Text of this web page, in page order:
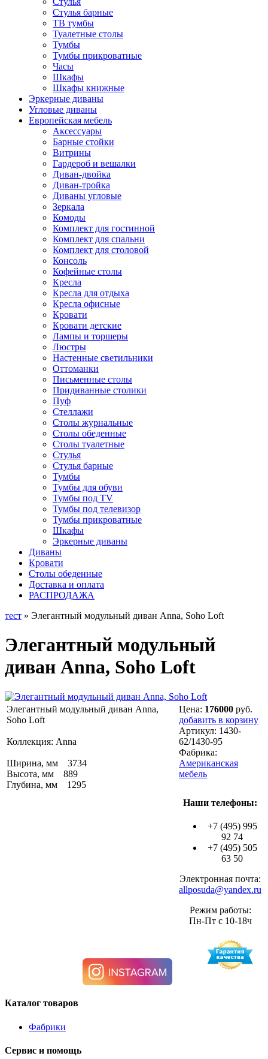
Стулья барные
ТВ тумбы
Туалетные столы
Тумбы
Тумбы прикроватные
Часы
Шкафы
Шкафы книжные
Эркерные диваны
Угловые диваны
Европейская мебель
Аксессуары
Барные стойки
Витрины
Гардероб и вешалки
Диван-двойка
Диван-тройка
Диваны угловые
Зеркала
Комоды
Комплект для гостинной
Комплект для спальни
Комплект для столовой
Консоль
Кофейные столы
Кресла
Кресла для отдыха
Кресла офисные
Кровати
Кровати детские
Лампы и торшеры
Люстры
Настенные светильники
Оттоманки
Письменные столы
Придиванные столики
Пуф
Стеллажи
Столы журнальные
Столы обеденные
Столы туалетные
Стулья
Стулья барные
Тумбы
Тумбы для обуви
Тумбы под TV
Тумбы под телевизор
Тумбы прикроватные
Шкафы
Эркерные диваны
Диваны
Кровати
Столы обеденные
Доставка и оплата
РАСПРОДАЖА
тест » Элегантный модульный диван Anna, Soho Loft
Элегантный модульный
диван Anna, Soho Loft
Элегантный модульный диван Anna,
Soho Loft
Коллекция: Anna
Ширина, мм 3734
Высота, мм 889
Глубина, мм 1295
Цена: 176000 руб.
добавить в корзину
Артикул: 1430-
62/1430-95
Фабрика:
Американская
мебель
Наши телефоны:
+7 (495) 995
92 74
+7 (495) 505
63 50
Электронная почта:
allposuda@yandex.ru
Режим работы:
Пн-Пт с 10-18ч
Каталог товаров
Фабрики
Сервис и помощь